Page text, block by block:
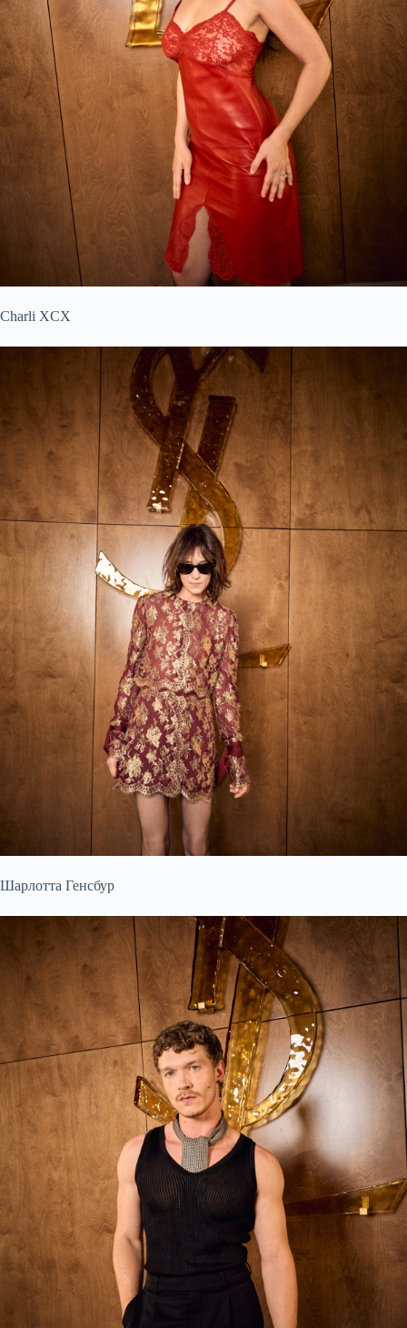
Charli XCX
Шарлотта Генсбур